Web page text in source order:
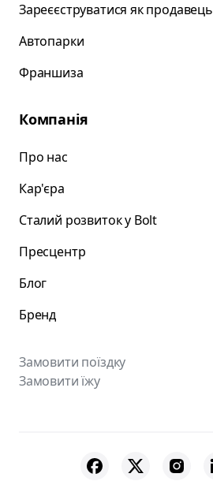
Зареєєструватися як продавець
Автопарки
Франшиза
Компанія
Про нас
Кар'єра
Сталий розвиток у Bolt
Пресцентр
Блог
Бренд
Замовити поїздку
Замовити їжу